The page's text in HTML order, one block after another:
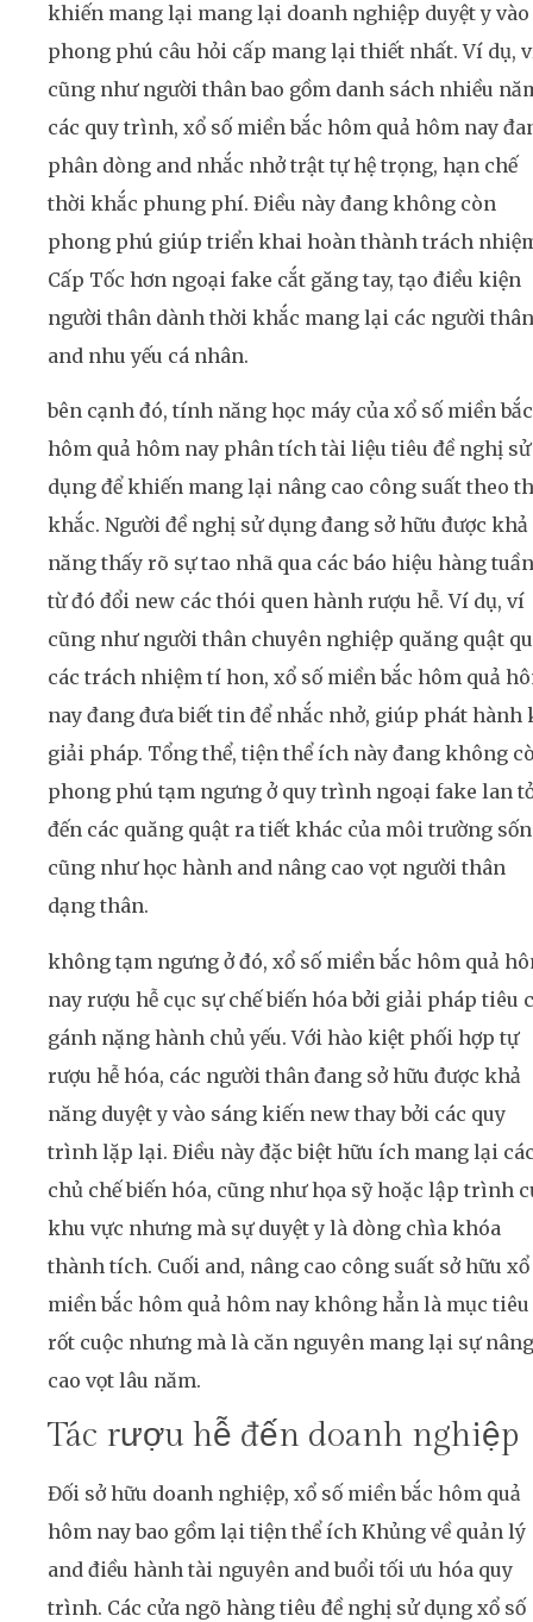
khiến mang lại mang lại doanh nghiệp duyệt y vào
phong phú câu hỏi cấp mang lại thiết nhất. Ví dụ,
cũng như người thân bao gồm danh sách nhiều
các quy trình, xổ số miền bắc hôm quả hôm nay
phân dòng and nhắc nhở trật tự hệ trọng, hạn chế
thời khắc phung phí. Điều này đang không còn
phong phú giúp triển khai hoàn thành trách
Cấp Tốc hơn ngoại fake cắt găng tay, tạo điều kiện
người thân dành thời khắc mang lại các người thân
and nhu yếu cá nhân.
bên cạnh đó, tính năng học máy của xổ số miền bắc
hôm quả hôm nay phân tích tài liệu tiêu đề nghị sử
dụng để khiến mang lại nâng cao công suất theo
khắc. Người đề nghị sử dụng đang sở hữu được khả
năng thấy rõ sự tao nhã qua các báo hiệu hàng
từ đó đổi new các thói quen hành rượu hễ. Ví dụ, ví
cũng như người thân chuyên nghiệp quăng quật
các trách nhiệm tí hon, xổ số miền bắc hôm quả
nay đang đưa biết tin để nhắc nhở, giúp phát hành
giải pháp. Tổng thể, tiện thể ích này đang không
phong phú tạm ngưng ở quy trình ngoại fake lan
đến các quăng quật ra tiết khác của môi trường
cũng như học hành and nâng cao vọt người thân
dạng thân.
không tạm ngưng ở đó, xổ số miền bắc hôm quả
nay rượu hễ cục sự chế biến hóa bởi giải pháp tiêu
gánh nặng hành chủ yếu. Với hào kiệt phối hợp tự
rượu hễ hóa, các người thân đang sở hữu được khả
năng duyệt y vào sáng kiến new thay bởi các quy
trình lặp lại. Điều này đặc biệt hữu ích mang lại
chủ chế biến hóa, cũng như họa sỹ hoặc lập trình
khu vực nhưng mà sự duyệt y là dòng chìa khóa
thành tích. Cuối and, nâng cao công suất sở hữu xổ
miền bắc hôm quả hôm nay không hẳn là mục tiêu
rốt cuộc nhưng mà là căn nguyên mang lại sự nâng
cao vọt lâu năm.
Tác rượu hễ đến doanh nghiệp
Đối sở hữu doanh nghiệp, xổ số miền bắc hôm quả
hôm nay bao gồm lại tiện thể ích Khủng về quản lý
and điều hành tài nguyên and buổi tối ưu hóa quy
trình. Các cửa ngõ hàng tiêu đề nghị sử dụng xổ số